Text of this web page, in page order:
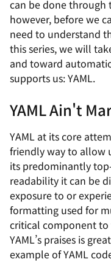
can be done through
however, before we
need to understand
this series, we will
and toward
supports us: YAML.
YAML Ain't
YAML at its core
friendly way to allow
its predominantly
readability it can be
exposure to or
formatting used for
critical component
YAML’s praises is
example of YAML